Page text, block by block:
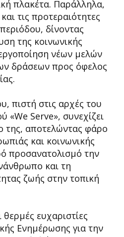
πλακέτα. Παράλληλα,
τις προτεραιότητες
δίνοντας
της κοινωνικής
νέων μελών
δράσεων προς όφελος
πιστή στις αρχές του
«We Serve», συνεχίζει
της, αποτελώντας φάρο
και κοινωνικής
προσανατολισμό την
και τη
ζωής στην τοπική
ευχαριστίες
Ενημέρωσης για την